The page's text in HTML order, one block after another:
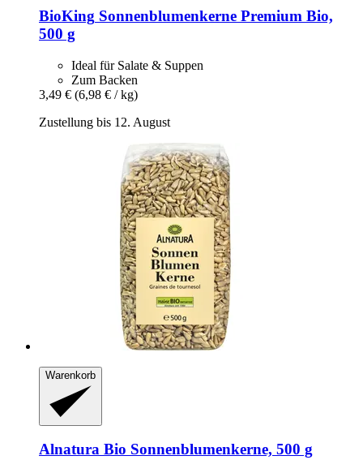
BioKing Sonnenblumenkerne Premium Bio,
500 g
Ideal für Salate & Suppen
Zum Backen
3,49 € (6,98 € / kg)
Zustellung bis 12. August
Warenkorb
Alnatura Bio Sonnenblumenkerne, 500 g